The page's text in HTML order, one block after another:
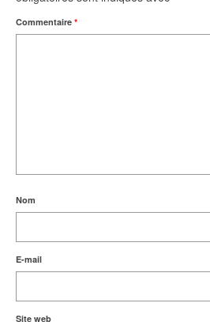
Commentaire *
Nom
E-mail
Site web